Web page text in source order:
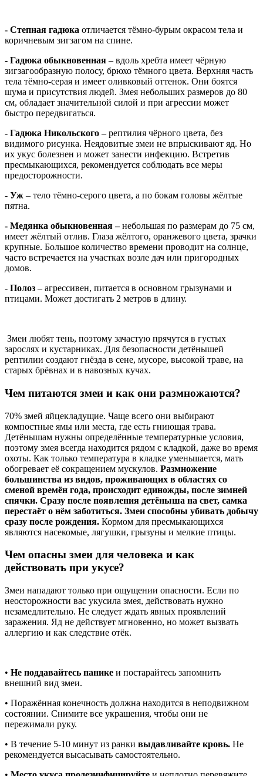
- Степная гадюка отличается тёмно-бурым окрасом тела и
коричневым зигзагом на спине.
- Гадюка обыкновенная – вдоль хребта имеет чёрную
зигзагообразную полосу, брюхо тёмного цвета. Верхняя часть
тела тёмно-серая и имеет оливковый оттенок. Они боятся
шума и присутствия людей. Змея небольших размеров до 80
см, обладает значительной силой и при агрессии может
быстро передвигаться.
- Гадюка Никольского –рептилия чёрного цвета, без
видимого рисунка. Неядовитые змеи не впрыскивают яд. Но
их укус болезнен и может занести инфекцию. Встретив
пресмыкающихся, рекомендуется соблюдать все меры
предосторожности.
- Уж – тело тёмно-серого цвета, а по бокам головы жёлтые
пятна.
- Медянка обыкновенная –небольшая по размерам до 75 см,
имеет жёлтый отлив. Глаза жёлтого, оранжевого цвета, зрачки
крупные. Большое количество времени проводит на солнце,
часто встречается на участках возле дач или пригородных
домов.
- Полоз –агрессивен, питается в основном грызунами и
птицами. Может достигать 2 метров в длину.
Змеи любят тень, поэтому зачастую прячутся в густых
зарослях и кустарниках. Для безопасности детёнышей
рептилии создают гнёзда в сене, мусоре, высокой траве, на
старых брёвнах и в навозных кучах.
Чем питаются змеи и как они размножаются?
70% змей яйцекладущие. Чаще всего они выбирают
компостные ямы или места, где есть гниющая трава.
Детёнышам нужны определённые температурные условия,
поэтому змея всегда находится рядом с кладкой, даже во время
охоты. Как только температура в кладке уменьшается, мать
обогревает её сокращением мускулов. Размножение
большинства из видов, проживающих в областях со
сменой времён года, происходит единожды, после зимней
спячки. Сразу после появления детёныша на свет, самка
перестаёт о нём заботиться. Змеи способны убивать добычу
сразу после рождения. Кормом для пресмыкающихся
являются насекомые, лягушки, грызуны и мелкие птицы.
Чем опасны змеи для человека и как
действовать при укусе?
Змеи нападают только при ощущении опасности. Если по
неосторожности вас укусила змея, действовать нужно
незамедлительно. Не следует ждать явных проявлений
заражения. Яд не действует мгновенно, но может вызвать
аллергию и как следствие отёк.
• Не поддавайтесь панике и постарайтесь запомнить
внешний вид змеи.
• Поражённая конечность должна находится в неподвижном
состоянии. Снимите все украшения, чтобы они не
пережимали руку.
• В течение 5-10 минут из ранки выдавливайте кровь. Не
рекомендуется высасывать самостоятельно.